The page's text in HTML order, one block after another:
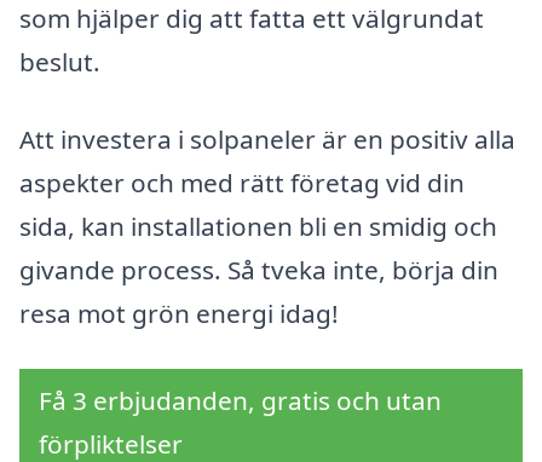
som hjälper dig att fatta ett välgrundat
beslut.
Att investera i solpaneler är en positiv alla
aspekter och med rätt företag vid din
sida, kan installationen bli en smidig och
givande process. Så tveka inte, börja din
resa mot grön energi idag!
Få 3 erbjudanden, gratis och utan
förpliktelser